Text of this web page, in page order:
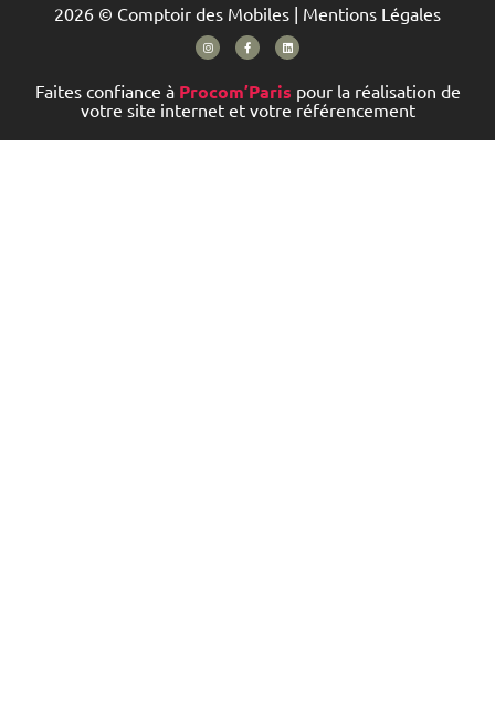
2026 © Comptoir des Mobiles | Mentions Légales
Faites confiance à Procom’Paris pour la réalisation de
votre site internet et votre référencement